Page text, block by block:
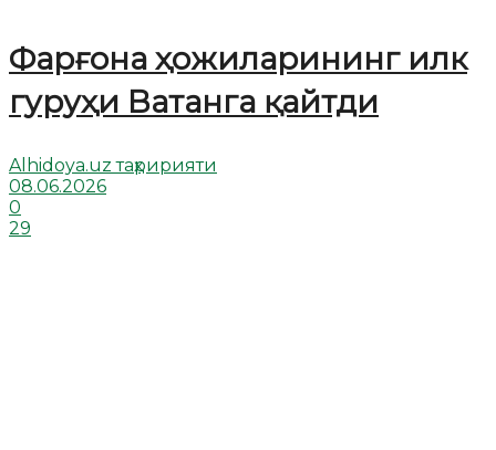
Фарғона ҳожиларининг илк
гуруҳи Ватанга қайтди
Alhidoya.uz таҳририяти
08.06.2026
0
29